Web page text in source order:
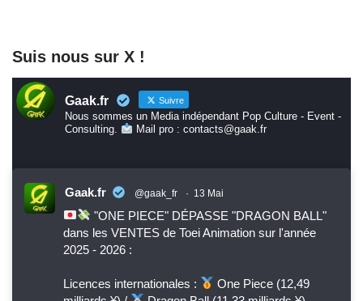
Suis nous sur X !
Gaak.fr Suivre
Nous sommes un Media indépendant Pop Culture - Event -
Consulting.
Mail pro : contacts@gaak.fr
Gaak.fr @gaak_fr · 13 Mai
"ONE PIECE" DÉPASSE "DRAGON BALL"
dans les VENTES de Toei Animation sur l'année
2025 - 2026 :
Licences internationales :
One Piece (12,49